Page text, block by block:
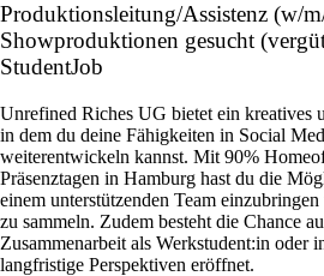
Produktionsleitung/Assistenz (w/
Showproduktionen gesucht
StudentJob
Unrefined Riches UG bietet ein kreatives
in dem du deine Fähigkeiten in Social
weiterentwickeln kannst. Mit 90%
Präsenztagen in Hamburg hast du die
einem unterstützenden Team
zu sammeln. Zudem besteht die Chance
Zusammenarbeit als Werkstudent:in oder
langfristige Perspektiven eröffnet.